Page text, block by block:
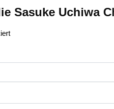
Sasuke Uchiwa